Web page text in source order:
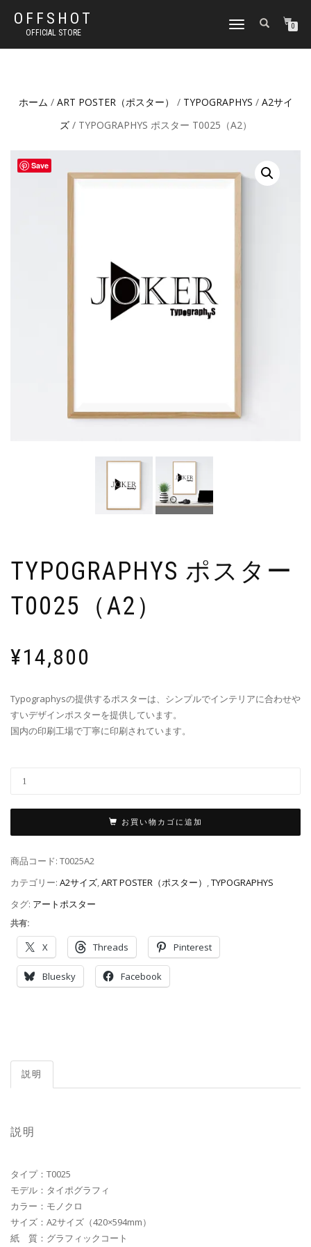
OFFSHOT
OFFICIAL STORE
ナ
ゲ
ン
り
0
ホーム / ART POSTER（ポスター） / TYPOGRAPHYS / A2サイ
ズ/ TYPOGRAPHYS ポスター T0025（A2）
Save
TYPOGRAPHYS ポスター
T0025（A2）
¥14,800
Typographysの提供するポスターは、シンプルでインテリアに合わせや
すいデザインポスターを提供しています。
国内の印刷工場で丁寧に印刷されています。
お買い物カゴに追加
商品コード: T0025A2
カテゴリー: A2サイズ,ART POSTER（ポスター） ,TYPOGRAPHYS
タグ: アートポスター
共有:
X Threads Pinterest
Bluesky Facebook
説明
説明
タイプ：T0025
モデル：タイポグラフィ
カラー：モノクロ
サイズ：A2サイズ（420×594mm）
紙 質：グラフィックコート